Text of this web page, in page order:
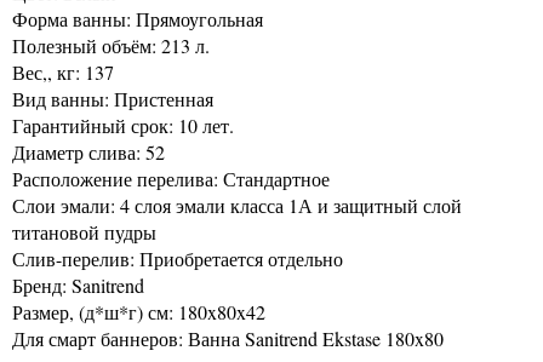
Форма ванны: Прямоугольная
Полезный объём: 213 л.
Вес,, кг: 137
Вид ванны: Пристенная
Гарантийный срок: 10 лет.
Диаметр слива: 52
Расположение перелива: Стандартное
Слои эмали: 4 слоя эмали класса 1А и защитный слой
титановой пудры
Слив-перелив: Приобретается отдельно
Бренд: Sanitrend
Размер, (д*ш*г) см: 180x80x42
Для смарт баннеров: Ванна Sanitrend Ekstase 180x80